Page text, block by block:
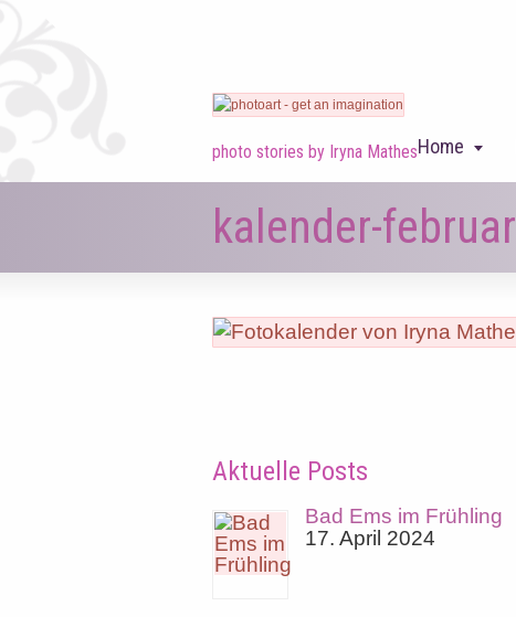
photo stories by Iryna MathesHome
kalender-februar
Aktuelle Posts
Bad Ems im Frühling
17. April 2024